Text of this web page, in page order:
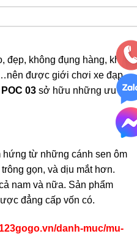
đẹp, không đụng hàng, khí
được giới chơi xe đạp
POC 03 sở hữu những ưu
từ những cánh sen ôm
gọn, và dịu mắt hơn.
nam và nữa. Sản phẩm
đẳng cấp vốn có.
danh-muc/mu-